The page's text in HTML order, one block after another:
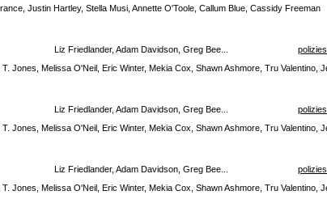
Justin Hartley, Stella Musi, Annette O'Toole, Callum Blue, Cassidy Freeman
Liz Friedlander, Adam Davidson, Greg Bee...
Jones, Melissa O'Neil, Eric Winter, Mekia Cox, Shawn Ashmore, Tru Valentino,
Liz Friedlander, Adam Davidson, Greg Bee...
Jones, Melissa O'Neil, Eric Winter, Mekia Cox, Shawn Ashmore, Tru Valentino,
Liz Friedlander, Adam Davidson, Greg Bee...
Jones, Melissa O'Neil, Eric Winter, Mekia Cox, Shawn Ashmore, Tru Valentino,